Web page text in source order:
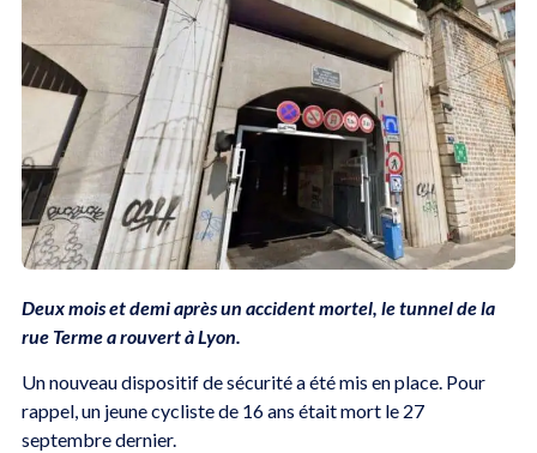
Deux mois et demi après un accident mortel, le tunnel de la
rue Terme a rouvert à Lyon.
Un nouveau dispositif de sécurité a été mis en place. Pour
rappel, un jeune cycliste de 16 ans était mort le 27
septembre dernier.